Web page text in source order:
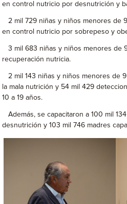
en control nutricio por desnutrición y
2 mil 729 niñas y niños menores de
en control nutricio por sobrepeso y
3 mil 683 niñas y niños menores de
recuperación nutricia.
2 mil 143 niñas y niños menores de
la mala nutrición y 54 mil 429
10 a 19 años.
Además, se capacitaron a 100 mil
desnutrición y 103 mil 746 madres